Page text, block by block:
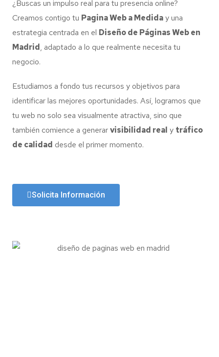
¿Buscas un impulso real para tu presencia online?
Creamos contigo tu Pagina Web a Mediday una
estrategia centrada en el Diseño de Páginas Web en
Madrid, adaptado a lo que realmente necesita tu
negocio.
Estudiamos a fondo tus recursos y objetivos para
identificar las mejores oportunidades. Así, logramos que
tu web no solo sea visualmente atractiva, sino que
también comience a generarvisibilidad real y tráfico
de calidad desde el primer momento.
Solicita Información